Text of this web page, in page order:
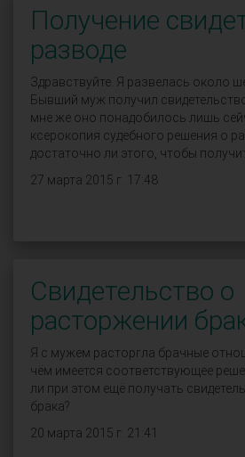
Получение
разводе
Здравствуйте. Я развелась около
Бывший муж получил
мне же оно понадобилось лишь
ксерокопия судебного решения о
достаточно ли этого, чтобы
27 марта 2015 г. 17:48
Свидетельство о
расторжении
Я с мужем расторгла брачные
чём имеется соответствующее
ли при этом ещё получать
брака?
20 марта 2015 г. 21:41